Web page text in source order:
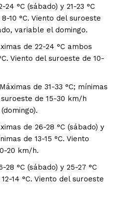
24 °C (sábado) y 21-23 °C
10 °C. Viento del suroeste
variable el domingo.
de 22-24 °C ambos
Viento del suroeste de 10-
Máximas de 31-33 °C; mínimas
suroeste de 15-30 km/h
de 26-28 °C (sábado) y
de 13-15 °C. Viento
20 km/h.
28 °C (sábado) y 25-27 °C
14 °C. Viento del suroeste